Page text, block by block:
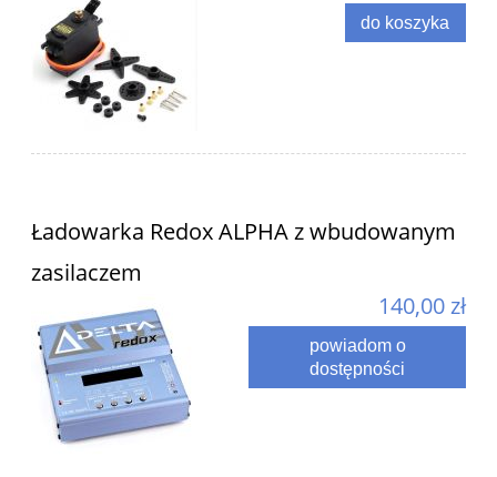
do koszyka
Ładowarka Redox ALPHA z wbudowanym
zasilaczem
140,00 zł
powiadom o
dostępności